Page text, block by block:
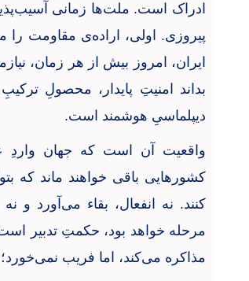
ادراک است. ملت‌ها زمانی
پیروزی. اولی، اراده‌ی مقاومت
ایران، امروز بیش از هر زمان،
بداند امنیتِ پایدار، محصولِ
دیپلماسیِ هوشمند است.
واقعیت آن است که جهان واردِ
کشورهایی باقی خواهند ماند که
کنند. نه انفعال، بقاء می‌آورد و
مرحله خواهد بود، حکمتِ تدبیر
مذاکره می‌کند، اما فریب